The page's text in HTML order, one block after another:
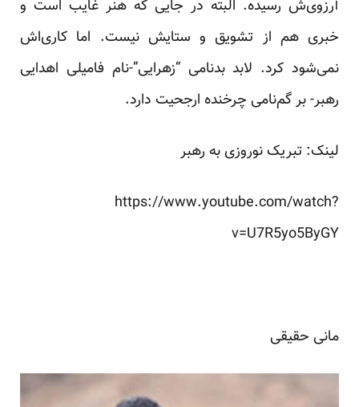
آرزوی‌ش رسیده. البته در جایی که هنر غایب است و
خبری هم از تشویق و ستایش نیست. اما کاری‌اش
نمی‌شود کرد. لابد بدنامی “زهرایی”-نام فامیلی اهدایی
رهبر- بر گم‌نامی چرخنده ارجحیت دارد.
لینک: تبریک نوروزی به رهبر
https://www.youtube.com/watch?
v=U7R5yo5ByGY
مانی حقیقی